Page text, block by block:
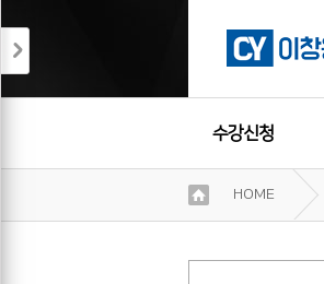
수강신청
수강후기
약
HOME